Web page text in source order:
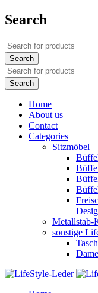
Search
Home
About us
Contact
Categories
Sitzmöbel
Metallstab-
sonstige